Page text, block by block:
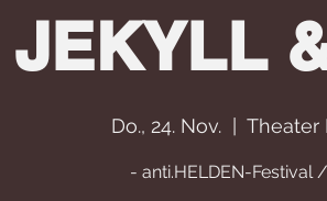
JEKYLL
Do., 24. Nov. Theater
- anti.HELDEN-Festival